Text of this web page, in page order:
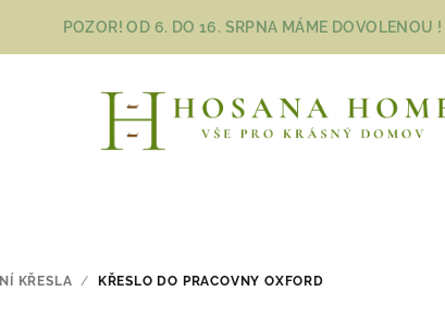
POZOR! OD 6. DO 16. SRPNA MÁME DOVOLENOU !
KŘESLA / KŘESLO DO PRACOVNY OXFORD